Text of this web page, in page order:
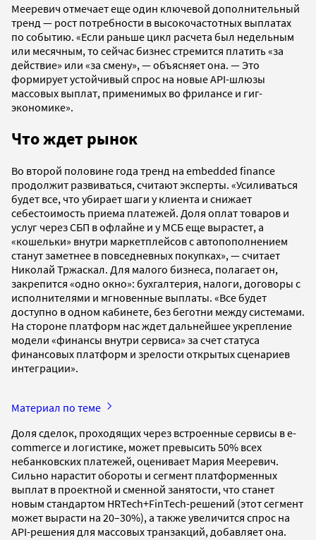
Мееревич отмечает еще один ключевой дополнительный
тренд — рост потребности в высокочастотных выплатах
по событию. «Если раньше цикл расчета был недельным
или месячным, то сейчас бизнес стремится платить «за
действие» или «за смену», — объясняет она. — Это
формирует устойчивый спрос на новые API-шлюзы
массовых выплат, применимых во фрилансе и гиг-
экономике».
Что ждет рынок
Во второй половине года тренд на embedded finance
продолжит развиваться, считают эксперты. «Усиливаться
будет все, что убирает шаги у клиента и снижает
себестоимость приема платежей. Доля оплат товаров и
услуг через СБП в офлайне и у МСБ еще вырастет, а
«кошельки» внутри маркетплейсов с автопополнением
станут заметнее в повседневных покупках», — считает
Николай Тржаскал. Для малого бизнеса, полагает он,
закрепится «одно окно»: бухгалтерия, налоги, договоры с
исполнителями и мгновенные выплаты. «Все будет
доступно в одном кабинете, без беготни между системами.
На стороне платформ нас ждет дальнейшее укрепление
модели «финансы внутри сервиса» за счет статуса
финансовых платформ и зрелости открытых сценариев
интеграции».
Материал по теме
Доля сделок, проходящих через встроенные сервисы в e-
commerce и логистике, может превысить 50% всех
небанковских платежей, оценивает Мария Мееревич.
Сильно нарастит обороты и сегмент платформенных
выплат в проектной и сменной занятости, что станет
новым стандартом HRTech+FinTech-решений (этот сегмент
может вырасти на 20–30%), а также увеличится спрос на
API-решения для массовых транзакций, добавляет она.